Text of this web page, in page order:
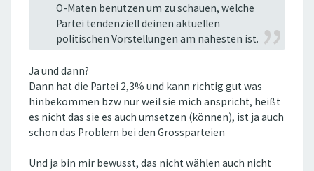
O-Maten benutzen um zu schauen, welche
Partei tendenziell deinen aktuellen
politischen Vorstellungen am nahesten ist.
Ja und dann?
Dann hat die Partei 2,3% und kann richtig gut was
hinbekommen bzw nur weil sie mich anspricht, heißt
es nicht das sie es auch umsetzen (können), ist ja auch
schon das Problem bei den Grossparteien
Und ja bin mir bewusst, das nicht wählen auch nicht